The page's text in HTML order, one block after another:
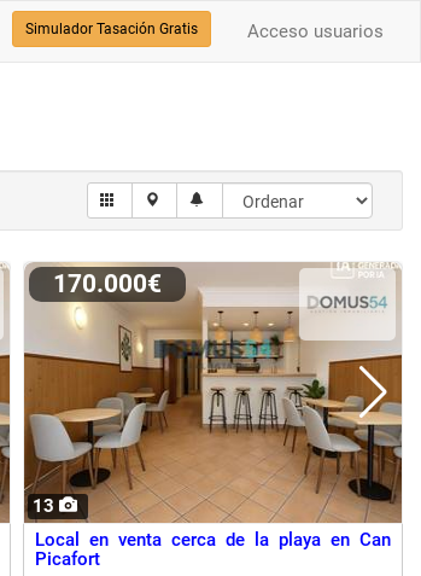
Acceso usuarios
Simulador Tasación Gratis
13
170.000€
Local en venta cerca de la playa en Can
Picafort